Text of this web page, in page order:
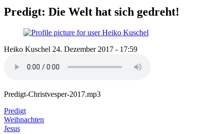
Predigt: Die Welt hat sich gedreht!
Heiko Kuschel 24. Dezember 2017 - 17:59
Predigt-Christvesper-2017.mp3
Predigt
Weihnachten
Jesus